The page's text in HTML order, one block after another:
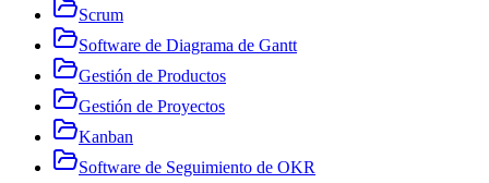
Scrum
Software de Diagrama de Gantt
Gestión de Productos
Gestión de Proyectos
Kanban
Software de Seguimiento de OKR